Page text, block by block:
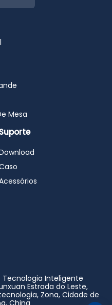
Mesa
Suporte
Tecnologia Inteligente
Estrada do Leste,
Zona, Cidade de